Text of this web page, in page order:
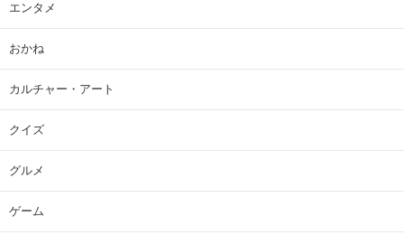
エンタメ
おかね
カルチャー・アート
クイズ
グルメ
ゲーム